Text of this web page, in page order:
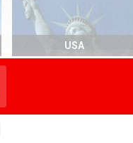
USA